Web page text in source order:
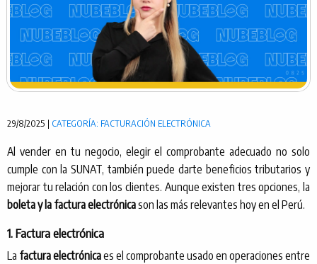
29/8/2025 | CATEGORÍA: FACTURACIÓN ELECTRÓNICA
Al vender en tu negocio, elegir el comprobante adecuado no solo
cumple con la SUNAT, también puede darte beneficios tributarios y
mejorar tu relación con los clientes. Aunque existen tres opciones, la
boleta y la factura electrónicason las más relevantes hoy en el Perú.
1. Factura electrónica
La factura electrónicaes el comprobante usado en operaciones entre